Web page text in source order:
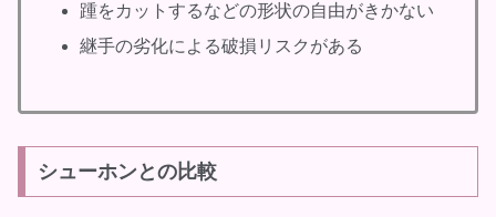
踵をカットするなどの形状の自由がきかない
継手の劣化による破損リスクがある
シューホンとの比較